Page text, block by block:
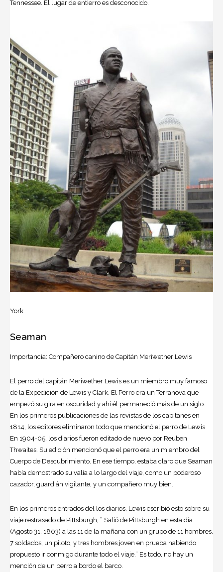
Tennessee. El lugar de entierro es desconocido.
York
Seaman
Importancia: Compañero canino de Capitán Meriwether Lewis
El perro del capitán Meriwether Lewis es un miembro muy famoso
de la Expedición de Lewis y Clark. El Perro era un Terranova que
empezó su gira en oscuridad y ahí él permaneció más de un siglo.
En los primeros publicaciones de las revistas de los capitanes en
1814, los editores eliminaron todo que mencionó el perro de Lewis.
En 1904-05, los diarios fueron editado de nuevo por Reuben
Thwaites. Su edición mencionó que el perro era un miembro del
Cuerpo de Descubrimiento. En ese tiempo, estaba claro que Seaman
había demostrado su valía a lo largo del viaje, como un poderoso
cazador, guardián vigilante, y un compañero muy bien.
En los primeros entrados del los diarios, Lewis escribió esto sobre su
viaje restrasado de Pittsburgh, ” Salió de Pittsburgh en esta día
(Agosto 31, 1803) a las 11 de la mañana con un grupo de 11 hombres,
7 soldados, un piloto, y tres hombres joven en prueba habiendo
propuesto ir conmigo durante todo el viaje.” Es todo, no hay un
mención de un perro a bordo el barco.